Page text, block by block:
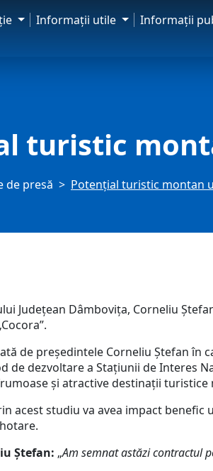
Informaţii utile Informaţii
turistic
de presă Potențial turistic montan
Județean Dâmbovița, Corneliu
de președintele Corneliu Ștefan în
de dezvoltare a Stațiunii de Interes
și atractive destinații turistice
acest studiu va avea impact
Ștefan: „Am semnat astăzi contractul